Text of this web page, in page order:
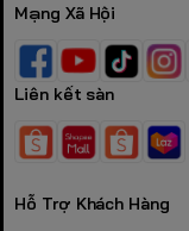
Mạng Xã Hội
Liên kết sàn
Hỗ Trợ Khách Hàng